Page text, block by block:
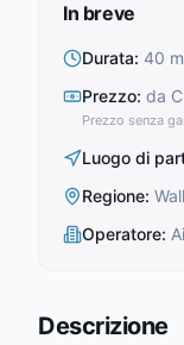
In breve
Durata: 40
Prezzo: da
Prezzo senza
Luogo di
Regione:
Operatore:
Descrizione